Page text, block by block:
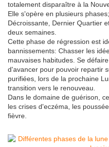
totalement disparaître à la
Elle s'opère en plusieurs
Décroissante, Dernier Quartier
deux semaines.
Cette phase de régression est
bannissements: Chasser les
mauvaises habitudes. Se
d'avancer pour pouvoir repartir
purifiées, lors de la prochaine
transition vers le renouveau.
Dans le domaine de guérison,
les crises d'eczéma, les
fièvre.